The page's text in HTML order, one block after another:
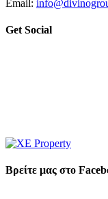
Email:
Get Social
Βρείτε μας στο